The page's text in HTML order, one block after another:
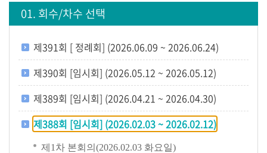
방
송
생
방
송
일
정
01. 회수/차수 선택
제391회 [ 정례회] (2026.06.09 ~ 2026.06.24)
제390회 [임시회] (2026.05.12 ~ 2026.05.12)
제389회 [임시회] (2026.04.21 ~ 2026.04.30)
제388회 [임시회] (2026.02.03 ~ 2026.02.12)
제1차 본회의(2026.02.03 화요일)